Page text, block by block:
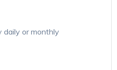
daily or monthly